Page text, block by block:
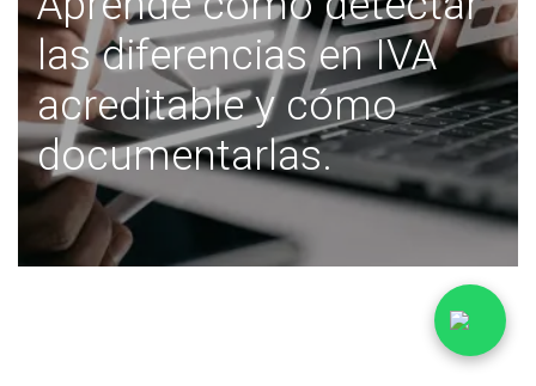
las diferencias en IVA
acreditable y cómo
documentarlas.